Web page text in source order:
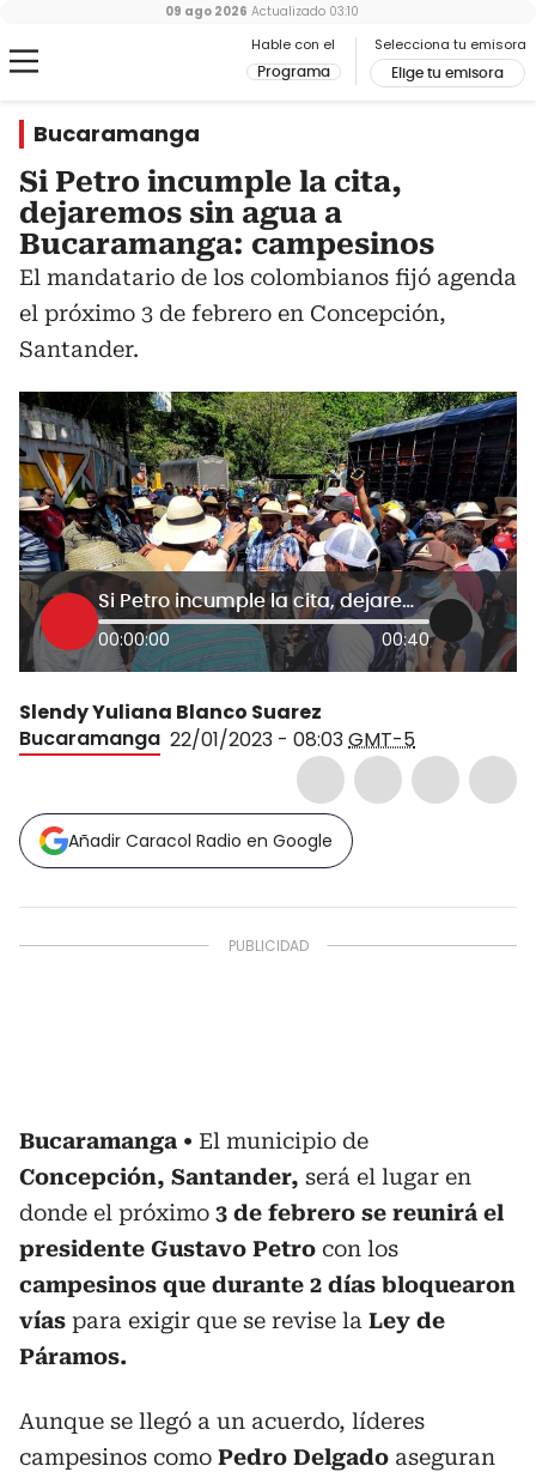
Hable con el
Programa
Selecciona tu emisora
Elige tu emisora
09 ago 2026 Actualizado 03:10
Bucaramanga
Si Petro incumple la cita,
dejaremos sin agua a
Bucaramanga: campesinos
El mandatario de los colombianos fijó agenda
el próximo 3 de febrero en Concepción,
Santander.
Si Petro incumple la cita, dejaremos sin agua a Bucaramanga: campesinos
00:00:00 00:40
Slendy Yuliana Blanco Suarez
Bucaramanga 22/01/2023 - 08:03GMT-5
Añadir Caracol Radio en Google
Bucaramanga
El municipio de
Concepción, Santander, será el lugar en
donde el próximo 3 de febrero se reunirá el
presidente Gustavo Petro con los
campesinos que durante 2 días bloquearon
vías para exigir que se revise la Ley de
Páramos.
Aunque se llegó a un acuerdo, líderes
campesinos como Pedro Delgado aseguran